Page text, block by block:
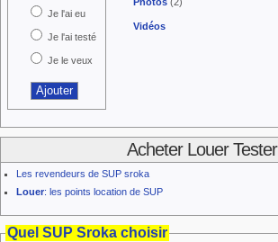
Je l'ai eu
Je l'ai testé
Je le veux
Vidéos
Acheter Louer Tester
Les revendeurs de SUP sroka
Louer: les points location de SUP
Quel SUP Sroka choisir